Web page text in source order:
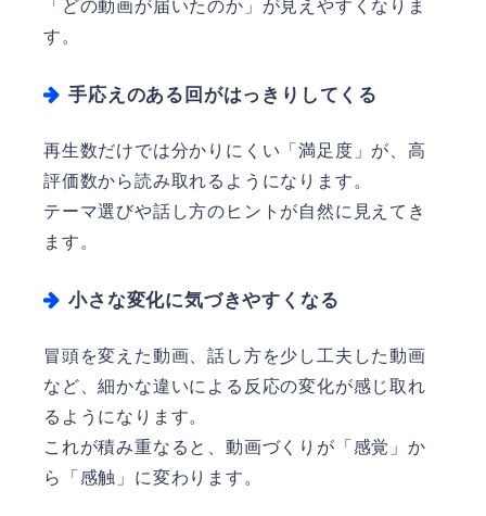
「どの動画が届いたのか」が見えやすくなりま
す。
手応えのある回がはっきりしてくる
再生数だけでは分かりにくい「満足度」が、高
評価数から読み取れるようになります。
テーマ選びや話し方のヒントが自然に見えてき
ます。
小さな変化に気づきやすくなる
冒頭を変えた動画、話し方を少し工夫した動画
など、細かな違いによる反応の変化が感じ取れ
るようになります。
これが積み重なると、動画づくりが「感覚」か
ら「感触」に変わります。